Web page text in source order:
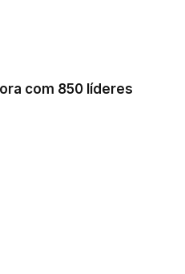
com 850 líderes